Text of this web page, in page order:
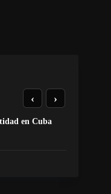
en Cuba
‹ ›